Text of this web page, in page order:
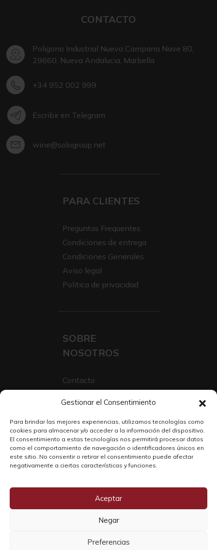
Gestionar el Consentimiento
Para brindar las mejores experiencias, utilizamos tecnologías como
cookies para almacenar y/o acceder a la información del dispositivo.
El consentimiento a estas tecnologías nos permitirá procesar datos
como el comportamiento de navegación o identificadores únicos en
este sitio. No consentir o retirar el consentimiento puede afectar
negativamente a ciertas características y funciones.
Aceptar
Negar
Preferencias
CONTACTO
Poligono Industrial Nueva Campana Nave 80,
29660, Nueva Andalucia, Marbella
+34 952 002 999
Escribir en Telegram
wine@sologroup.net
Copyright © 2026 SOLO WINE
PARA CLIENTES
Preguntas Frequentes
Condiciones de entrega
Condiciones Generales
Aviso legal
Politica de privacidad
SOBRE
NOSOTROS
Contacto